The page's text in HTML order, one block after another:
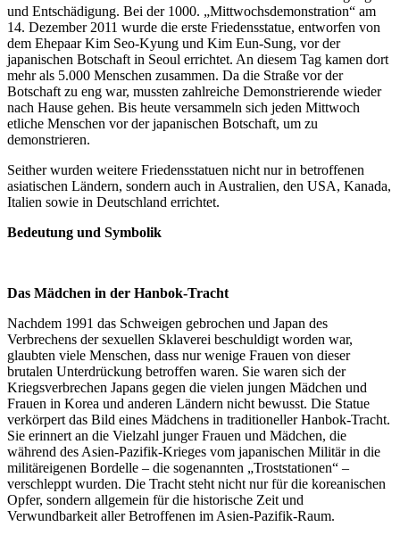
und Entschädigung. Bei der 1000. „Mittwochsdemonstration“ am
14. Dezember 2011 wurde die erste Friedensstatue, entworfen von
dem Ehepaar Kim Seo-Kyung und Kim Eun-Sung, vor der
japanischen Botschaft in Seoul errichtet. An diesem Tag kamen dort
mehr als 5.000 Menschen zusammen. Da die Straße vor der
Botschaft zu eng war, mussten zahlreiche Demonstrierende wieder
nach Hause gehen. Bis heute versammeln sich jeden Mittwoch
etliche Menschen vor der japanischen Botschaft, um zu
demonstrieren.
Seither wurden weitere Friedensstatuen nicht nur in betroffenen
asiatischen Ländern, sondern auch in Australien, den USA, Kanada,
Italien sowie in Deutschland errichtet.
Bedeutung und Symbolik
Das Mädchen in der Hanbok-Tracht
Nachdem 1991 das Schweigen gebrochen und Japan des
Verbrechens der sexuellen Sklaverei beschuldigt worden war,
glaubten viele Menschen, dass nur wenige Frauen von dieser
brutalen Unterdrückung betroffen waren. Sie waren sich der
Kriegsverbrechen Japans gegen die vielen jungen Mädchen und
Frauen in Korea und anderen Ländern nicht bewusst. Die Statue
verkörpert das Bild eines Mädchens in traditioneller Hanbok-Tracht.
Sie erinnert an die Vielzahl junger Frauen und Mädchen, die
während des Asien-Pazifik-Krieges vom japanischen Militär in die
militäreigenen Bordelle – die sogenannten „Troststationen“ –
verschleppt wurden. Die Tracht steht nicht nur für die koreanischen
Opfer, sondern allgemein für die historische Zeit und
Verwundbarkeit aller Betroffenen im Asien-Pazifik-Raum.